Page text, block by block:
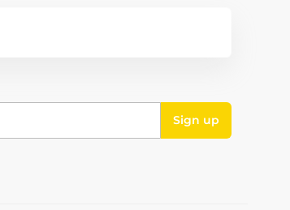
Sign up